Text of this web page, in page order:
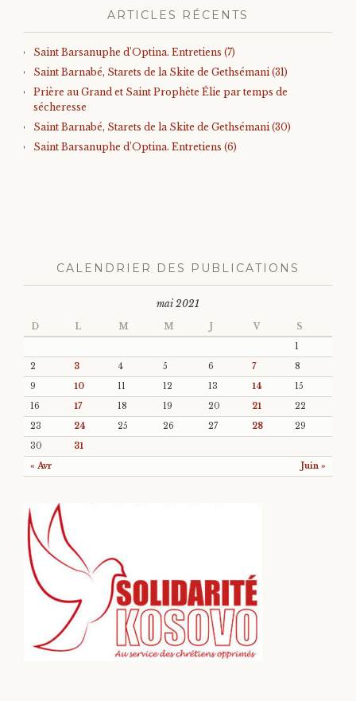
ARTICLES RÉCENTS
Saint Barsanuphe d’Optina. Entretiens (7)
Saint Barnabé, Starets de la Skite de Gethsémani (31)
Prière au Grand et Saint Prophète Élie par temps de
sécheresse
Saint Barnabé, Starets de la Skite de Gethsémani (30)
Saint Barsanuphe d’Optina. Entretiens (6)
CALENDRIER DES PUBLICATIONS
mai 2021
D L M M V S
« Avr Juin »
1
2
3 4 5 6 7
8
9
10 11 12 13 14
15
16
17 18 19 20 21
22
23
24 25 26 27 28
29
30
31